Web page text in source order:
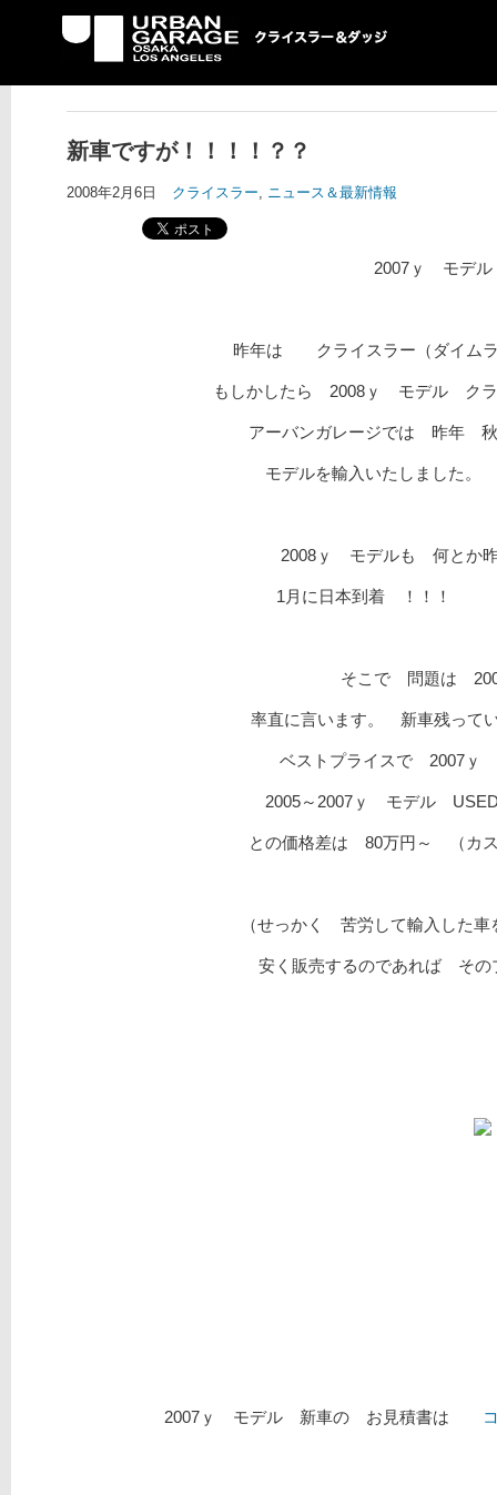
UG クライスラー＆ダ
ッジ専門店
新車ですが！！！！？？
2008年2月6日 クライスラー, ニュース＆最新情報
2007ｙ モデ
昨年は クライスラー（ダイム
もしかしたら 2008ｙ モデル ク
アーバンガレージでは 昨年
モデルを輸入いたしま
2008ｙ モデルも 何とか
1月に日本到着 ！！！
そこで 問題は
率直に言います。 新車残っ
ベストプライスで
2005～2007ｙ モデル
との価格差は 80万円～ （
（せっかく 苦労して輸入した
安く販売するのであれば そ
2007ｙ モデル 新車の お見積書は